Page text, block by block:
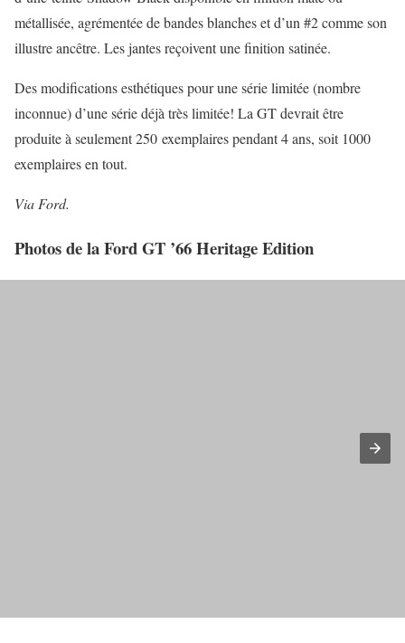
métallisée, agrémentée de bandes blanches et d’un #2 comme son
illustre ancêtre. Les jantes reçoivent une finition satinée.
Des modifications esthétiques pour une série limitée (nombre
inconnue) d’une série déjà très limitée! La GT devrait être
produite à seulement 250 exemplaires pendant 4 ans, soit 1000
exemplaires en tout.
Via Ford.
Photos de la Ford GT ’66 Heritage Edition